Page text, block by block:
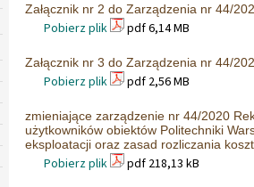
Załącznik nr 2 do Zarządzenia nr 44/
Pobierz plik pdf 6,14 MB
Załącznik nr 3 do Zarządzenia nr 44/
Pobierz plik pdf 2,56 MB
zmieniające zarządzenie nr 44/2020
użytkowników obiektów Politechniki
eksploatacji oraz zasad rozliczania
Pobierz plik pdf 218,13 kB